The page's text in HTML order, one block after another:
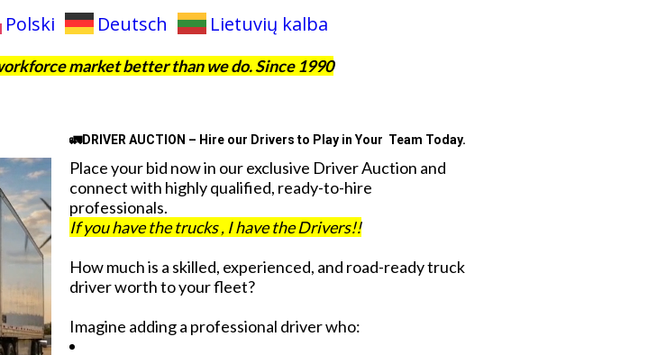
Polski Deutsch Lietuvių kalba
market better than we do. Since 1990
🚛DRIVER AUCTION – Hire our Drivers to Play in Your Team Today.
Place your bid now in our exclusive Driver Auction and
connect with highly qualified, ready-to-hire
professionals.
If you have the trucks , I have the Drivers!!
How much is a skilled, experienced, and road-ready truck
driver worth to your fleet?
Imagine adding a professional driver who: